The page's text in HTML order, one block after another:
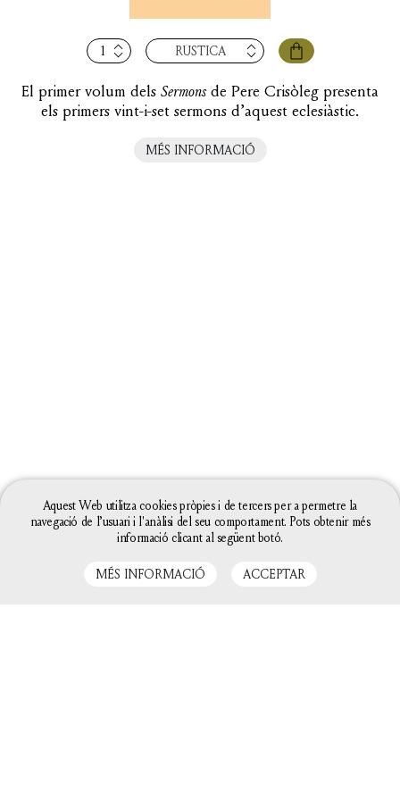
quantitat
de
Sermons,
vol.
RÚSTICA
El primer volum dels Sermonsde Pere Crisòleg presenta
els primers vint-i-set sermons d’aquest eclesiàstic.
MÉS INFORMACIÓ
Aquest Web utilitza cookies pròpies i de tercers per a permetre la
navegació de l’usuari i l'anàlisi del seu comportament. Pots obtenir més
informació clicant al següent botó.
MÉS INFORMACIÓ ACCEPTAR